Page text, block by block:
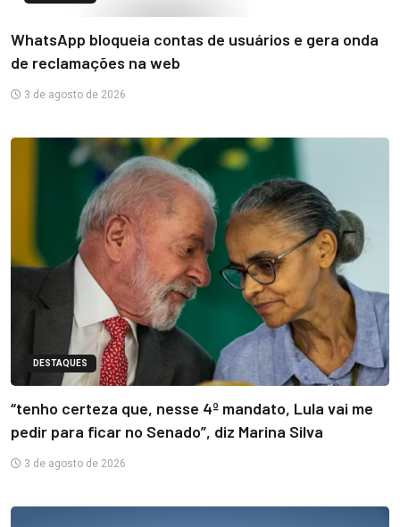
WhatsApp bloqueia contas de usuários e gera onda
de reclamações na web
3 de agosto de 2026
DESTAQUES
“tenho certeza que, nesse 4º mandato, Lula vai me
pedir para ficar no Senado”, diz Marina Silva
3 de agosto de 2026